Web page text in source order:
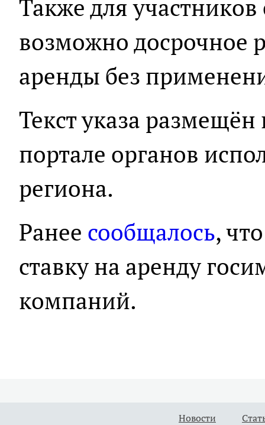
Также для
возможно досрочное
аренды без
Текст указа
портале органов
региона.
Ранее сообщалось,
ставку на аренду
компаний.
Новости